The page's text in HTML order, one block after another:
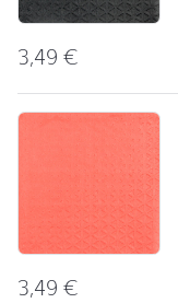
3,49€
3,49€